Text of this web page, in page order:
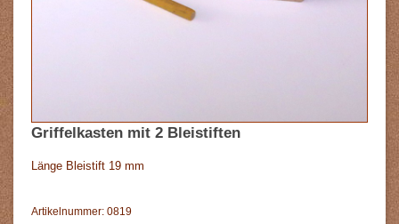
Griffelkasten mit 2 Bleistiften
Länge Bleistift 19 mm
Artikelnummer: 0819